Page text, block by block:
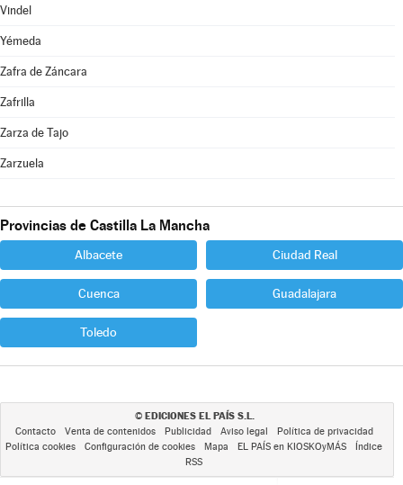
Vindel
Yémeda
Zafra de Záncara
Zafrilla
Zarza de Tajo
Zarzuela
Provincias de Castilla La Mancha
Albacete Ciudad Real
Cuenca Guadalajara
Toledo
© EDICIONES EL PAÍS S.L.
Contacto Venta de contenidos Publicidad Aviso legal
Política de privacidad
Política cookies
Configuración de cookies Mapa EL PAÍS en KIOSKOyMÁS
Índice
RSS